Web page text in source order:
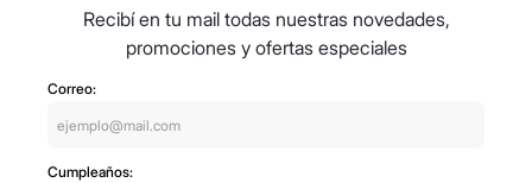
Recibí en tu mail todas nuestras novedades,
promociones y ofertas especiales
Correo:
Cumpleaños: